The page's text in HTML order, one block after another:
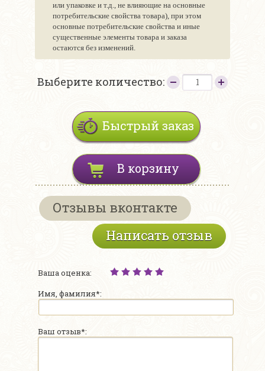
или упаковке и т.д., не влияющие на основные
потребительские свойства товара), при этом
основные потребительские свойства и иные
существенные элементы товара и заказа
остаются без изменений.
Выберите количество:
Быстрый заказ
В корзину
Отзывы вконтакте
Написать отзыв
Ваша оценка:
Имя, фамилия*:
Ваш отзыв*: